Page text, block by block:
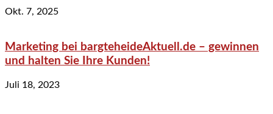
Okt. 7, 2025
Marketing bei bargteheideAktuell.de – gewinnen
und halten Sie Ihre Kunden!
Juli 18, 2023